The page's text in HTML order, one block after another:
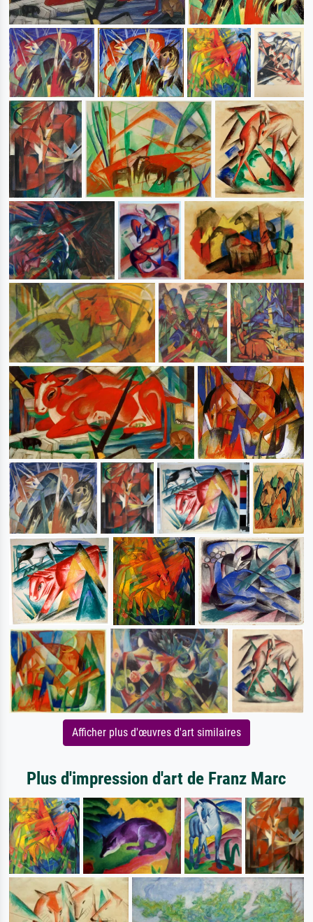
Afficher plus d'œuvres d'art similaires
Plus d'impression d'art de Franz Marc